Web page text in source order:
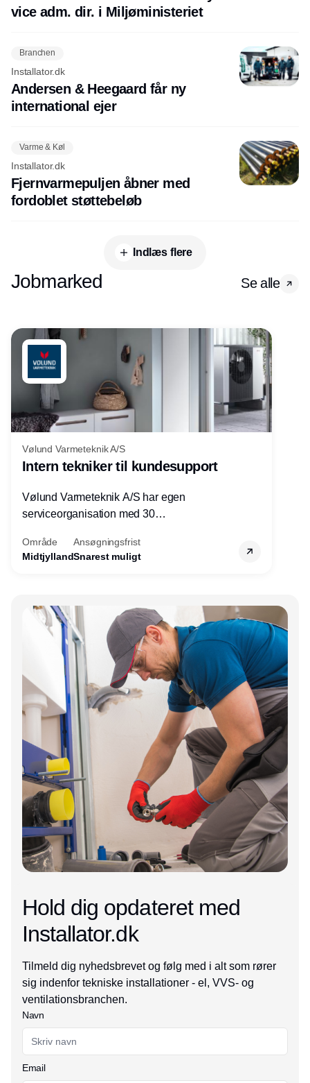
vice adm. dir. i Miljøministeriet
Branchen
Installator.dk
Andersen & Heegaard får ny
international ejer
Varme & Køl
Installator.dk
Fjernvarmepuljen åbner med
fordoblet støttebeløb
Indlæs flere
Jobmarked Se alle
Vølund Varmeteknik A/S
Intern tekniker til kundesupport
Vølund Varmeteknik A/S har egen
serviceorganisation med 30
søger nu endnu en teknisk kollega - denne
gang til kundesupport på kontoret i Herning.
Område
Midtjylland
Ansøgningsfrist
Snarest muligt
Annonce
Hold dig opdateret med
Installator.dk
Tilmeld dig nyhedsbrevet og følg med i alt som rører
sig indenfor tekniske installationer - el, VVS- og
ventilationsbranchen.
Navn
Email